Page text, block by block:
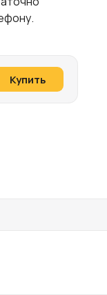
Купить